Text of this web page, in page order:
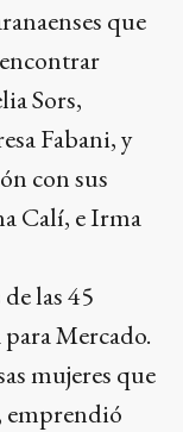
que
Sors,
Fabani, y
con sus
Calí, e Irma
las 45
Mercado.
mujeres que
emprendió